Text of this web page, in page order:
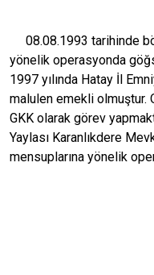
08.08.1993 tarihinde
yönelik operasyonda
1997 yılında Hatay İl
malulen emekli olmuştur.
GKK olarak görev
Yaylası Karanlıkdere
mensuplarına yönelik